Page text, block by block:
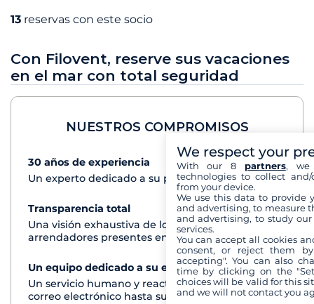
13 reservas con este socio
Con Filovent, reserve sus vacaciones
en el mar con total seguridad
NUESTROS COMPROMISOS
30 años de experiencia
Ver+
Un experto dedicado a su proyecto de crucero
Transparencia total
Ver+
Una visión exhaustiva de los barcos de todos los
arrendadores presentes en cada destino
Un equipo dedicado a su experiencia
Ver+
Un servicio humano y reactivo por teléfono o
correo electrónico hasta su regreso del crucero
We respect your
With our 8 partners, we
technologies to collect
from your device.
We use this data to provide
and advertising, to measure
and advertising, to study
services.
You can accept all cookies
consent, or reject them
accepting". You can also
time by clicking on the
choices will be valid for this
and we will not contact you